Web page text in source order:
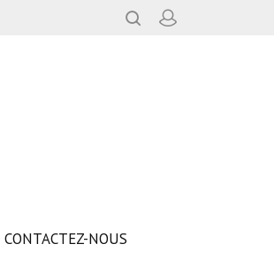
CONTACTEZ-NOUS